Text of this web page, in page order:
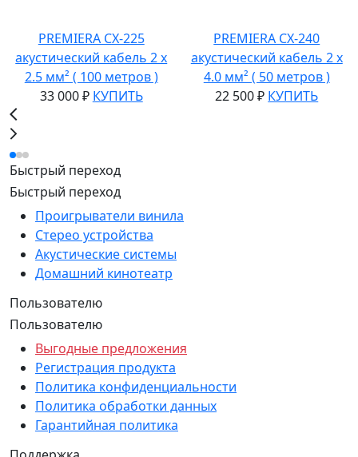
PREMIERA CX-225
акустический кабель 2 х
2.5 мм² ( 100 метров )
33 000 ₽ КУПИТЬ
PREMIERA CX-240
акустический кабель 2 х
4.0 мм² ( 50 метров )
22 500 ₽ КУПИТЬ
Быстрый переход
Быстрый переход
Проигрыватели винила
Стерео устройства
Акустические системы
Домашний кинотеатр
Пользователю
Пользователю
Выгодные предложения
Регистрация продукта
Политика конфиденциальности
Политика обработки данных
Гарантийная политика